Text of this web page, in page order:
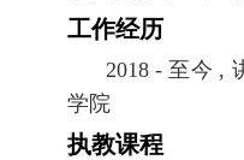
工作经历
2018 - 至今 ,
学院
执教课程